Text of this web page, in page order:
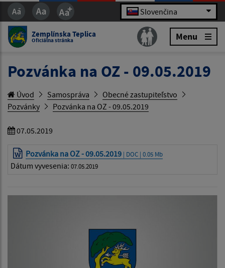
Slovenčina
Zemplínska Teplica
Oficiálna stránka Menu
Pozvánka na OZ - 09.05.2019
Úvod Samospráva
Obecné zastupiteľstvo
Pozvánky
Pozvánka na OZ - 09.05.2019
07.05.2019
Pozvánka na OZ - 09.05.2019 | DOC | 0.05 Mb
Dátum vyvesenia: 07.05.2019